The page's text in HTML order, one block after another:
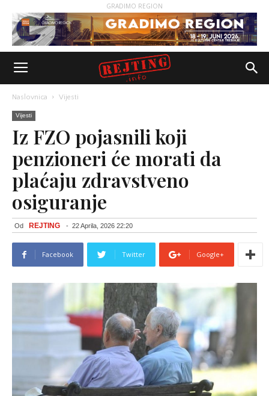
GRADIMO REGION
Naslovnica Vijesti
Vijesti
Iz FZO pojasnili koji
penzioneri će morati da
plaćaju zdravstveno
osiguranje
Od REJTING - 22 Aprila, 2026 22:20
Facebook Twitter Google+